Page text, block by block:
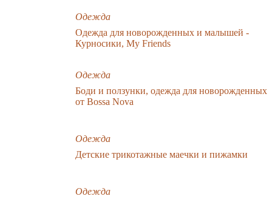
Одежда
Одежда для новорожденных и малышей -
Курносики, My Friends
Одежда
Боди и ползунки, одежда для новорожденных
от Bossa Nova
Одежда
Детские трикотажные маечки и пижамки
Одежда